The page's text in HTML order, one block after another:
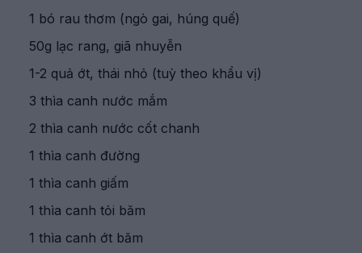
1 bó rau thơm (ngò gai, húng quế)
50g lạc rang, giã nhuyễn
1-2 quả ớt, thái nhỏ (tuỳ theo khẩu vị)
3 thìa canh nước mắm
2 thìa canh nước cốt chanh
1 thìa canh đường
1 thìa canh giấm
1 thìa canh tỏi băm
1 thìa canh ớt băm